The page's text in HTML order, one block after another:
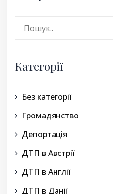
Категорії
Без категорії
Громадянство
Депортація
ДТП в Австрії
ДТП в Англії
ДТП в Данії